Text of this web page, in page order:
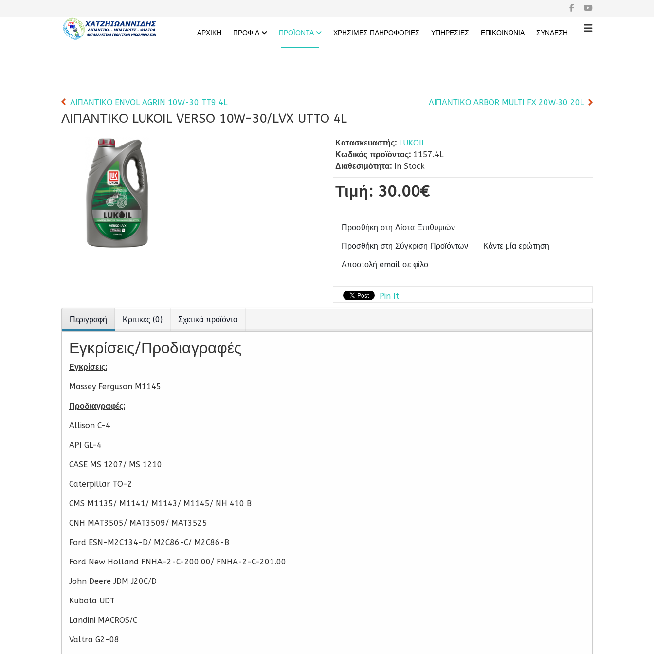
ΑΡΧΙΚΗ ΠΡΟΦΙΛ ΠΡΟΪΟΝΤΑ ΧΡΗΣΙΜΕΣ ΠΛΗΡΟΦΟΡΙΕΣ ΥΠΗΡΕΣΙΕΣ ΕΠΙΚΟΙΝΩΝΙΑ ΣΥΝΔΕΣΗ
ΛΙΠΑΝΤΙΚΟ ENVOL AGRIN 10W-30 TT9 4L ΛΙΠΑΝΤΙΚΟ ARBOR MULTI FX 20W‑30 20L
ΛΙΠΑΝΤΙΚΟ LUKOIL VERSO 10W-30/LVX UTTO 4L
Κατασκευαστής: LUKOIL
Κωδικός προϊόντος: 1157.4L
Διαθεσιμότητα: In Stock
Τιμή: 30.00‎€
Προσθήκη στη Λίστα Επιθυμιών
Προσθήκη στη Σύγκριση Προϊόντων
Κάντε μία ερώτηση
Αποστολή email σε φίλο
Pin It
Περιγραφή Κριτικές (0) Σχετικά προϊόντα
Εγκρίσεις/Προδιαγραφές
Εγκρίσεις:
Massey Ferguson M1145
Προδιαγραφές:
Allison C-4
API GL-4
CASE MS 1207/ MS 1210
Caterpillar TO-2
CMS M1135/ M1141/ M1143/ M1145/ NH 410 B
CNH MAT3505/ MAT3509/ MAT3525
Ford ESN-M2C134-D/ M2C86-C/ M2C86-B
Ford New Holland FNHA-2-C-200.00/ FNHA-2-C-201.00
John Deere JDM J20C/D
Kubota UDT
Landini MACROS/C
Valtra G2-08